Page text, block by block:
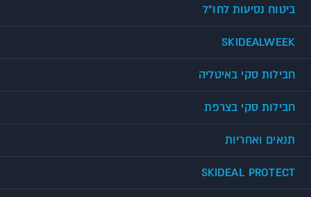
ביטוח נסיעות לחו"ל
SKIDEALWEEK
חבילות סקי באיטליה
חבילות סקי בצרפת
תנאים ואחריות
SKIDEAL PROTECT